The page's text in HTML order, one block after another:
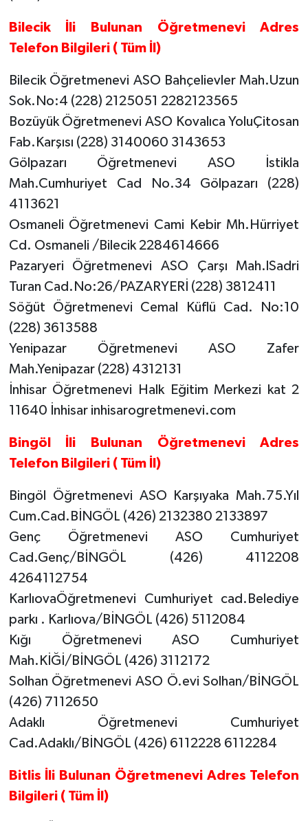
Bilecik İli Bulunan Öğretmenevi Adres
Telefon Bilgileri ( Tüm İl)
Bilecik Öğretmenevi ASO Bahçelievler Mah.Uzun
Sok.No:4 (228) 2125051 2282123565
Bozüyük Öğretmenevi ASO Kovalıca YoluÇitosan
Fab.Karşısı (228) 3140060 3143653
Gölpazarı Öğretmenevi ASO İstikla
Mah.Cumhuriyet Cad No.34 Gölpazarı (228)
4113621
Osmaneli Öğretmenevi Cami Kebir Mh.Hürriyet
Cd. Osmaneli /Bilecik 2284614666
Pazaryeri Öğretmenevi ASO Çarşı Mah.lSadri
Turan Cad.No:26/PAZARYERİ (228) 3812411
Söğüt Öğretmenevi Cemal Küflü Cad. No:10
(228) 3613588
Yenipazar Öğretmenevi ASO Zafer
Mah.Yenipazar (228) 4312131
İnhisar Öğretmenevi Halk Eğitim Merkezi kat 2
11640 İnhisar inhisarogretmenevi.com
Bingöl İli Bulunan Öğretmenevi Adres
Telefon Bilgileri ( Tüm İl)
Bingöl Öğretmenevi ASO Karşıyaka Mah.75.Yıl
Cum.Cad.BİNGÖL (426) 2132380 2133897
Genç Öğretmenevi ASO Cumhuriyet
Cad.Genç/BİNGÖL (426) 4112208
4264112754
KarlıovaÖğretmenevi Cumhuriyet cad.Belediye
parkı . Karlıova/BİNGÖL (426) 5112084
Kığı Öğretmenevi ASO Cumhuriyet
Mah.KİĞİ/BİNGÖL (426) 3112172
Solhan Öğretmenevi ASO Ö.evi Solhan/BİNGÖL
(426) 7112650
Adaklı Öğretmenevi Cumhuriyet
Cad.Adaklı/BİNGÖL (426) 6112228 6112284
Bitlis İli Bulunan Öğretmenevi Adres Telefon
Bilgileri ( Tüm İl)